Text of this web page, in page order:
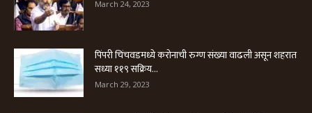
March 24, 2023
पिंपरी चिंचवडमध्ये करोनाची रुग्ण संख्या वाढली असून शहरात
सध्या ११९ सक्रिय...
March 29, 2023